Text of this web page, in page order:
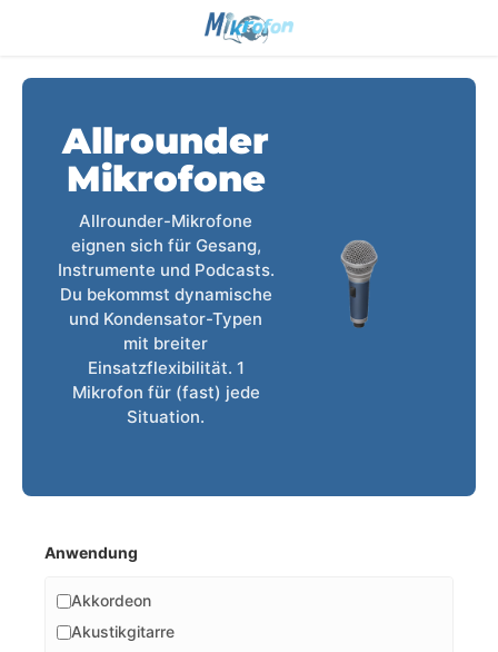
Allrounder
Mikrofone
Allrounder-Mikrofone
eignen sich für Gesang,
Instrumente und Podcasts.
Du bekommst dynamische
und Kondensator-Typen
mit breiter
Einsatzflexibilität. 1
Mikrofon für (fast) jede
Situation.
Anwendung
Akkordeon
Akustikgitarre